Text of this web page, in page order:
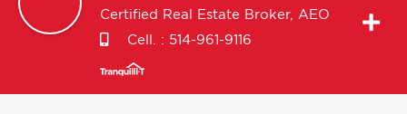
Certified Real Estate Broker, AEO
Cell. : 514-961-9116